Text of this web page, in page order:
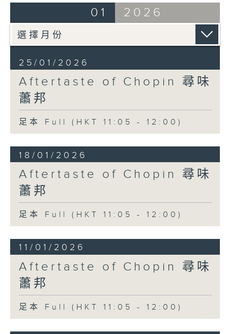
01 2026
25/01/2026
Aftertaste of Chopin 尋味
蕭邦
足本 Full (HKT 11:05 - 12:00)
18/01/2026
Aftertaste of Chopin 尋味
蕭邦
足本 Full (HKT 11:05 - 12:00)
11/01/2026
Aftertaste of Chopin 尋味
蕭邦
足本 Full (HKT 11:05 - 12:00)